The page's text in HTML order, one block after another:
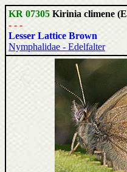
KR 07305 Kirinia climene (E
- - -
Lesser Lattice Brown
Nymphalidae - Edelfalter